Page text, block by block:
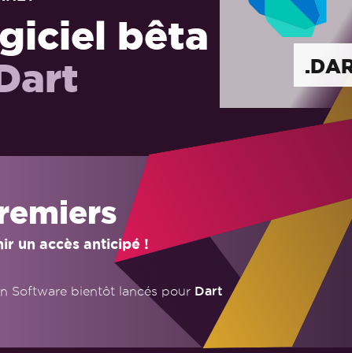
bêta
un accès anticipé !
Software bientôt lancés pour Dart